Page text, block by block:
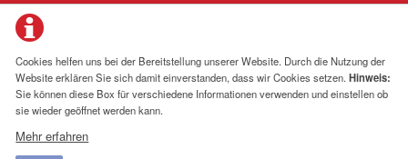
Cookies helfen uns bei der Bereitstellung unserer Website. Durch die Nutzung der
Website erklären Sie sich damit einverstanden, dass wir Cookies setzen.Hinweis:
Sie können diese Box für verschiedene Informationen verwenden und einstellen ob
sie wieder geöffnet werden kann.
Mehr erfahren